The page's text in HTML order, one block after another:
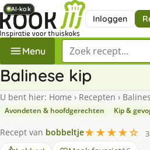
Inloggen
Menu Zoek een recept
Balinese kip
U bent hier: Home › Recepten ›
Avondeten & hoofdgerechten Kip &
Recept van bobbeltje★★★★☆
AI-kok
AI-kok
AI-kok
AI-kok
AI-kok
AI-kok
AI-kok